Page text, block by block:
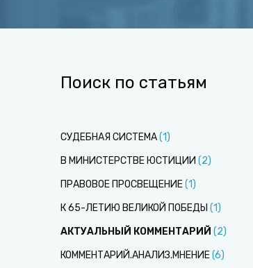
Поиск по статьям
СУДЕБНАЯ СИСТЕМА(1)
В МИНИСТЕРСТВЕ ЮСТИЦИИ (2)
ПРАВОВОЕ ПРОСВЕЩЕНИЕ(1)
К 65-ЛЕТИЮ ВЕЛИКОЙ ПОБЕДЫ (1)
АКТУАЛЬНЫЙ КОММЕНТАРИЙ (2)
КОММЕНТАРИЙ.АНАЛИЗ.МНЕНИЕ(6)